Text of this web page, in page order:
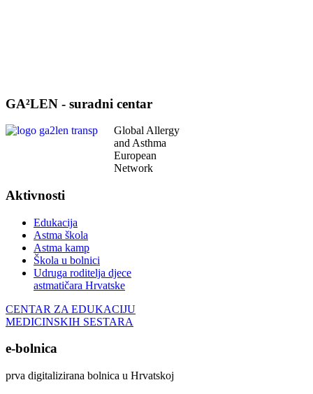
GA²LEN - suradni centar
Global Allergy
and Asthma
European
Network
Aktivnosti
Edukacija
Astma škola
Astma kamp
Škola u bolnici
Udruga roditelja djece
astmatičara Hrvatske
CENTAR ZA EDUKACIJU
MEDICINSKIH SESTARA
e-bolnica
prva digitalizirana bolnica u Hrvatskoj